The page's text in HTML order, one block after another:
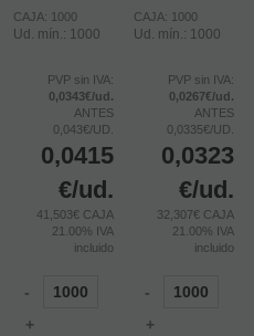
CAJA: 1000
Ud. mín.: 1000
PVP sin IVA:
0,0343€/ud.
ANTES
0,043€/UD.
0,0415
€/ud.
41,503€ CAJA
21.00% IVA
incluido
-
+
CAJA: 1000
Ud. mín.: 1000
PVP sin IVA:
0,0267€/ud.
ANTES
0,0335€/UD.
0,0323
€/ud.
32,307€ CAJA
21.00% IVA
incluido
-
+